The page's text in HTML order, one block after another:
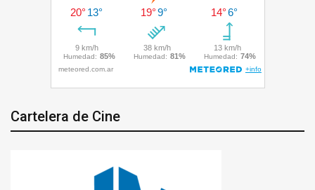
Cartelera de Cine